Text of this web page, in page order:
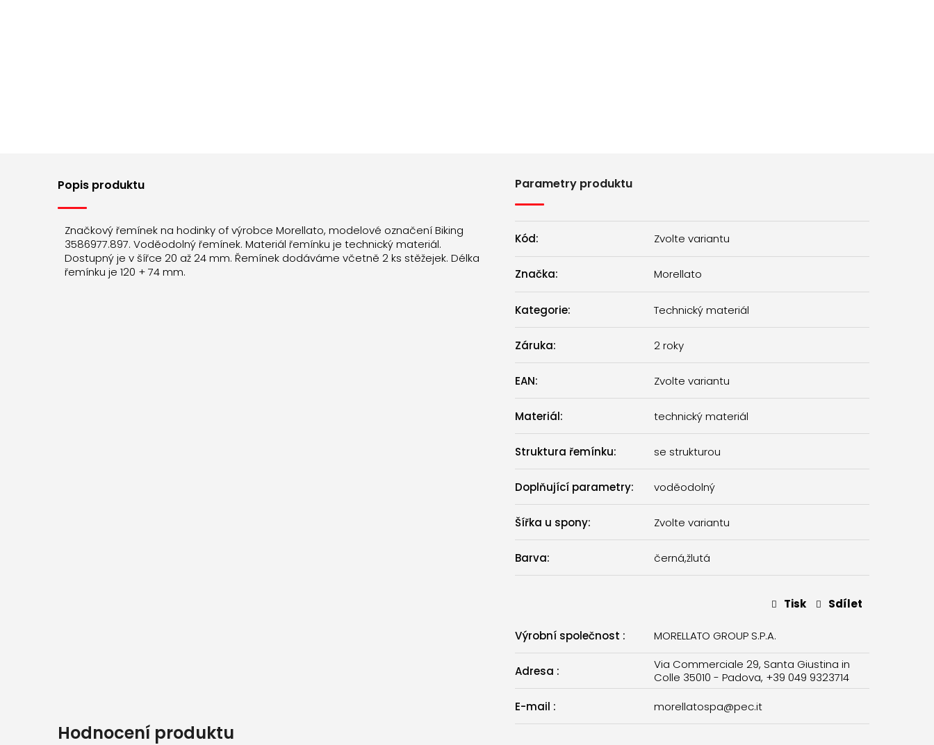
Popis produktu
Značkový řemínek na hodinky of výrobce Morellato, modelové označení Biking
3586977.897. Voděodolný řemínek. Materiál řemínku je technický materiál.
Dostupný je v šířce 20 až 24 mm. Řemínek dodáváme včetně 2 ks stěžejek. Délka
řemínku je 120 + 74 mm.
Parametry produktu
Kód: Zvolte variantu
Značka: Morellato
Kategorie: Technický materiál
Záruka: 2 roky
EAN: Zvolte variantu
Materiál: technický materiál
Struktura řemínku: se strukturou
Doplňující parametry: voděodolný
Šířka u spony: Zvolte variantu
Barva: černá,žlutá
Tisk Sdílet
Výrobní společnost : MORELLATO GROUP S.P.A.
Adresa :
Via Commerciale 29, Santa Giustina in
Colle 35010 - Padova, +39 049 9323714
E-mail : morellatospa@pec.it
Hodnocení produktu